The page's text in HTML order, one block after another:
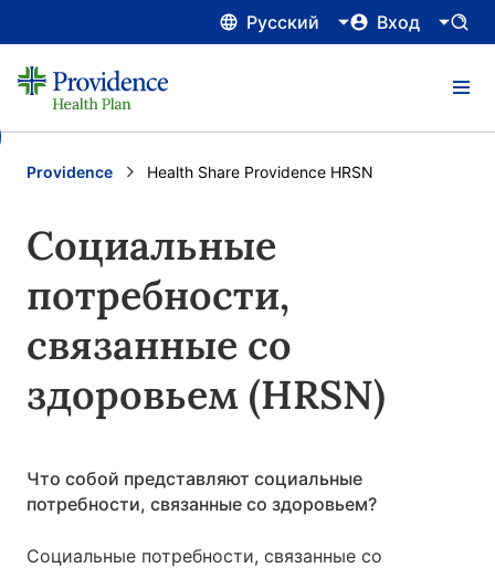
Русский Вход
Providence Current:
Health Share Providence HRSN
Социальные
потребности,
связанные со
здоровьем (HRSN)
Что собой представляют социальные
потребности, связанные со здоровьем?
Социальные потребности, связанные со